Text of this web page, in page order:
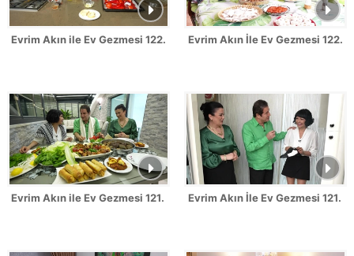
Evrim Akın ile Ev Gezmesi 122. Bölüm - Sahrap Soysal
Evrim Akın İle Ev Gezmesi 122.
Evrim Akın ile Ev Gezmesi 121. Bölüm - Zekeriya Ünlü
Evrim Akın İle Ev Gezmesi 121.